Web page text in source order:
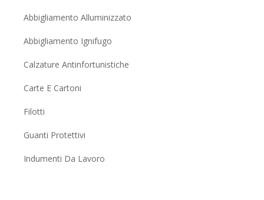
Abbigliamento Alluminizzato
Abbigliamento Ignifugo
Calzature Antinfortunistiche
Carte E Cartoni
Filotti
Guanti Protettivi
Indumenti Da Lavoro